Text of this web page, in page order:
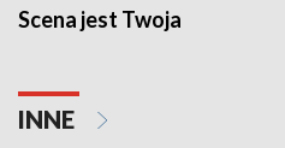
Scena jest Twoja
INNE